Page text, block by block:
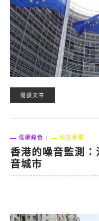
閱讀文章
低碳綠色 科技專欄
香港的噪音監測
音城市